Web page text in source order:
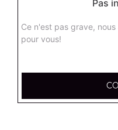
Sprite 1.25 l
Ice tea pêche (1.5 l)
Pas
Ce n'est pas grave,
pour vous!